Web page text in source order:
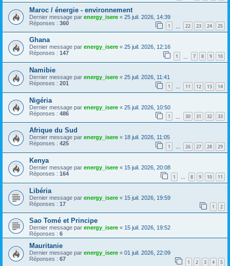
Maroc / énergie - environnement
Dernier message par energy_isere « 25 juil. 2026, 14:39
Réponses : 360 1 22 23 24 25
Ghana
Dernier message par energy_isere « 25 juil. 2026, 12:16
Réponses : 147 1 7 8 9 10
Namibie
Dernier message par energy_isere « 25 juil. 2026, 11:41
Réponses : 201 1 … 11 12 13 14
Nigéria
Dernier message par energy_isere « 25 juil. 2026, 10:50
Réponses : 486 1 30 31 32 33
Afrique du Sud
Dernier message par energy_isere « 18 juil. 2026, 11:05
Réponses : 425 1 … 26 27 28 29
Kenya
Dernier message par energy_isere « 15 juil. 2026, 20:08
Réponses : 164 1 … 8 9 10 11
Libéria
Dernier message par energy_isere « 15 juil. 2026, 19:59
Réponses : 17 1 2
Sao Tomé et Principe
Dernier message par energy_isere « 15 juil. 2026, 19:52
Réponses : 6
Mauritanie
Dernier message par energy_isere « 01 juil. 2026, 22:09
Réponses : 67 1 2 3 4 5